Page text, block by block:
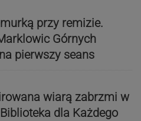
przy remizie.
Górnych
pierwszy seans
wiarą zabrzmi w
dla Każdego